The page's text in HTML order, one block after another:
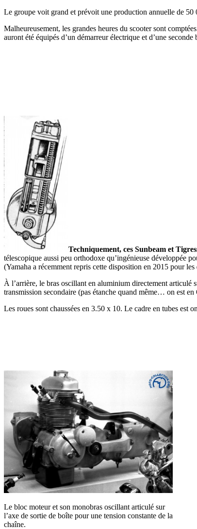
Le groupe voit grand et prévoit une production annuelle de 50
Malheureusement, les grandes heures du scooter sont
auront été équipés d’un démarreur électrique et d’une
Techniquement, ces Sunbeam et
télescopique aussi peu orthodoxe qu’ingénieuse développée
(Yamaha a récemment repris cette disposition en 2015 pour
À l’arrière, le bras oscillant en aluminium directement articulé
transmission secondaire (pas étanche quand même… on est
Les roues sont chaussées en 3.50 x 10. Le cadre en tubes est
Le bloc moteur et son monobras oscillant articulé sur
l’axe de sortie de boîte pour une tension constante de la
chaîne.